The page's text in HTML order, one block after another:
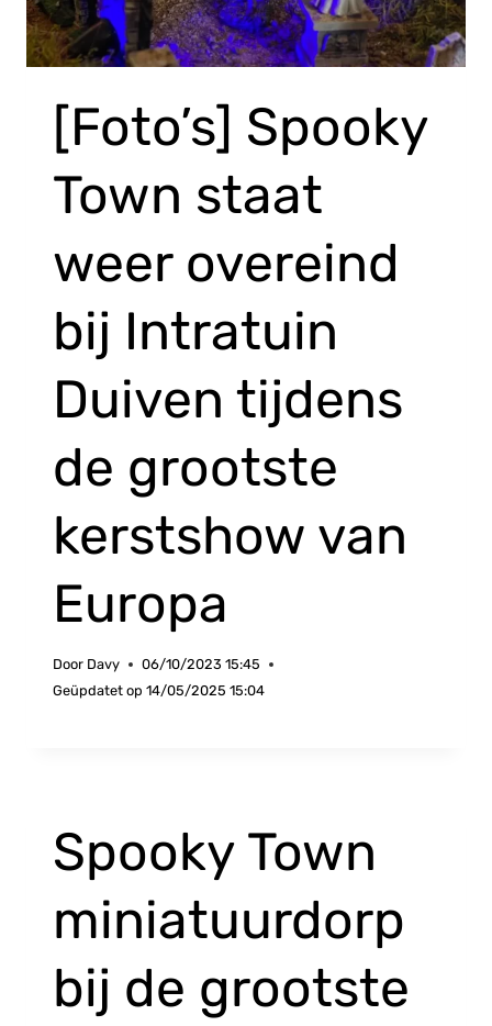
[Foto’s] Spooky
Town staat
weer overeind
bij Intratuin
Duiven tijdens
de grootste
kerstshow van
Europa
Door Davy
06/10/2023 15:45
Geüpdatet op 14/05/2025 15:04
Spooky Town
miniatuurdorp
bij de grootste